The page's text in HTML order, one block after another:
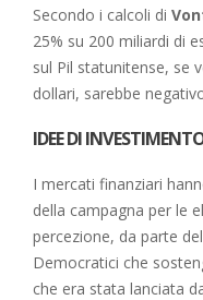
Secondo i calcoli di
25% su 200 miliardi di
sul Pil statunitense, se
dollari, sarebbe
IDEE DI
I mercati finanziari
della campagna per le
percezione, da parte
Democratici che
che era stata lanciata